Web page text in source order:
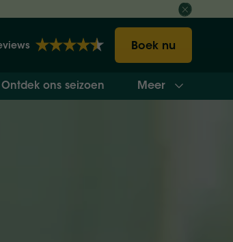
Boek nu
Ontdek ons seizoen Meer